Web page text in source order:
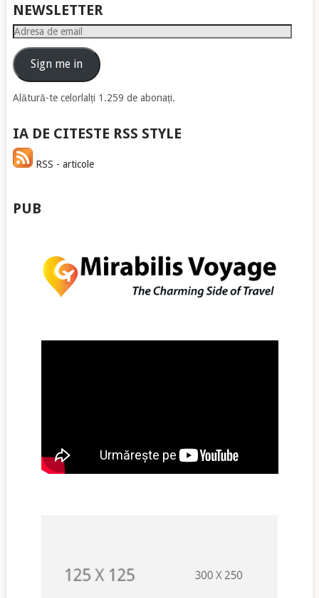
NEWSLETTER
Adresa
emailSign me in
Alătură-te celorlalți 1.259 de abonați.
IA DE CITESTE RSS STYLE
RSS - articole
PUB